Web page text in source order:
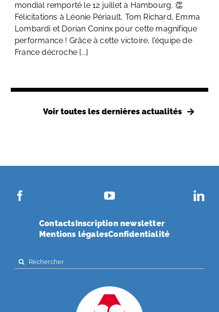
mondial remporté le 12 juillet à Hambourg. 👏
Félicitations à Léonie Périault, Tom Richard, Emma
Lombardi et Dorian Coninx pour cette magnifique
performance ! Grâce à cette victoire, l'équipe de
France décroche [...]
Voir toutes les dernières actualités
Contacts Inscription newsletter
Mentions légalesConfidentialité
Search
for: